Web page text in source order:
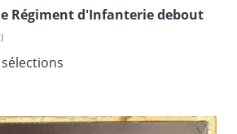
Régiment d'Infanterie debout